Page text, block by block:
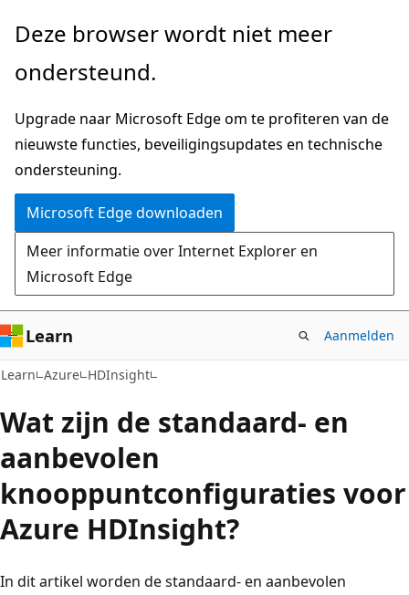
Naar
gaan
Deze browser wordt niet meer
ondersteund.
Upgrade naar Microsoft Edge om te profiteren van de
nieuwste functies, beveiligingsupdates en technische
ondersteuning.
Microsoft Edge downloaden
Meer informatie over Internet Explorer en
Microsoft Edge
Learn Aanmelden
Learn Azure HDInsight
Wat zijn de standaard- en
aanbevolen
knooppuntconfiguraties voor
Azure HDInsight?
In dit artikel worden de standaard- en aanbevolen